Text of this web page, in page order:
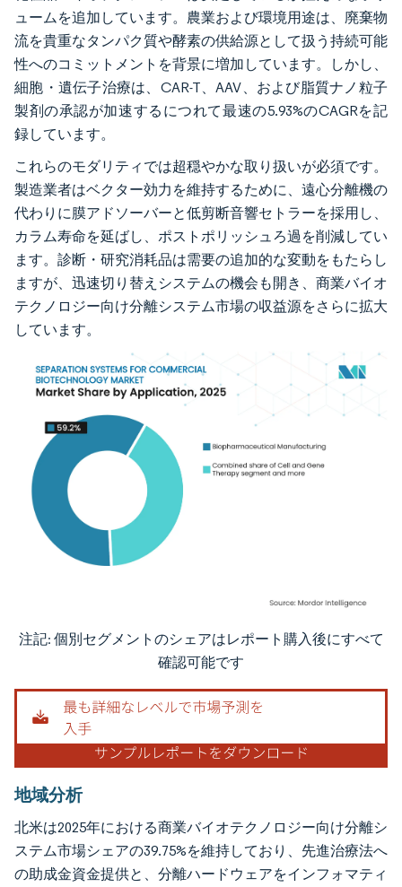
ュームを追加しています。農業および環境用途は、廃棄物
流を貴重なタンパク質や酵素の供給源として扱う持続可能
性へのコミットメントを背景に増加しています。しかし、
細胞・遺伝子治療は、CAR-T、AAV、および脂質ナノ粒子
製剤の承認が加速するにつれて最速の5.93%のCAGRを記
録しています。
これらのモダリティでは超穏やかな取り扱いが必須です。
製造業者はベクター効力を維持するために、遠心分離機の
代わりに膜アドソーバーと低剪断音響セトラーを採用し、
カラム寿命を延ばし、ポストポリッシュろ過を削減してい
ます。診断・研究消耗品は需要の追加的な変動をもたらし
ますが、迅速切り替えシステムの機会も開き、商業バイオ
テクノロジー向け分離システム市場の収益源をさらに拡大
しています。
画像 © Mordor Intelligence。再利用にはCC BY 4.0の表示が必要です。
注記: 個別セグメントのシェアはレポート購入後にすべて
確認可能です
地域分析
北米は2025年における商業バイオテクノロジー向け分離シ
ステム市場シェアの39.75%を維持しており、先進治療法へ
の助成金資金提供と、分離ハードウェアをインフォマティ